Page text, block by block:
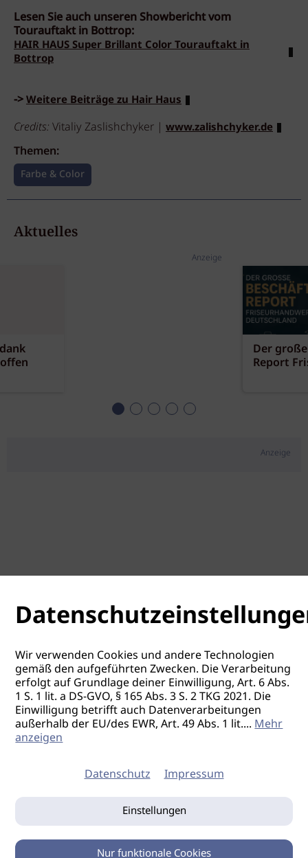
Lesen Sie auch unseren Showbericht vom
Tourauftakt in Bottrop:
HAIR HAUS Super Brillant Color Tourauftakt in
Bottrop
->Weitere Beiträge zu Hair Haus
Credits: Vitaliy Zaslishchyker | www.zalishchyker.de
Themen:
Farbe & Color
Aktuelles
Anzeige
Der
Report
Anzeige
Wir verwenden Cookies und andere Technologien
gemäß den aufgeführten Zwecken. Die Verarbeitung
erfolgt auf Grundlage deiner Einwilligung, Art. 6 Abs.
1 S. 1 lit. a DS-GVO, § 165 Abs. 3 S. 2 TKG 2021. Die
Einwilligung betrifft auch Datenverarbeitungen
außerhalb der EU/des EWR, Art. 49 Abs. 1 lit....Mehr
anzeigen
Datenschutz Impressum
Einstellungen
Nur funktionale Cookies